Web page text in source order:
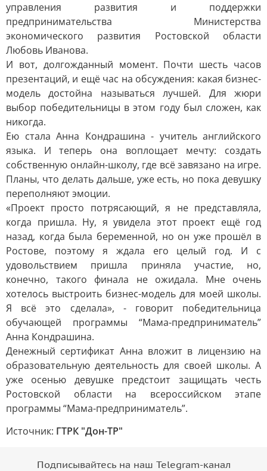
управления развития и поддержки
предпринимательства Министерства
экономического развития Ростовской области
Любовь Иванова.
И вот, долгожданный момент. Почти шесть часов
презентаций, и ещё час на обсуждения: какая бизнес-
модель достойна называться лучшей. Для жюри
выбор победительницы в этом году был сложен, как
никогда.
Ею стала Анна Кондрашина - учитель английского
языка. И теперь она воплощает мечту: создать
собственную онлайн-школу, где всё завязано на игре.
Планы, что делать дальше, уже есть, но пока девушку
переполняют эмоции.
«Проект просто потрясающий, я не представляла,
когда пришла. Ну, я увидела этот проект ещё год
назад, когда была беременной, но он уже прошёл в
Ростове, поэтому я ждала его целый год. И с
удовольствием пришла приняла участие, но,
конечно, такого финала не ожидала. Мне очень
хотелось выстроить бизнес-модель для моей школы.
Я всё это сделала», - говорит победительница
обучающей программы “Мама-предприниматель”
Анна Кондрашина.
Денежный сертификат Анна вложит в лицензию на
образовательную деятельность для своей школы. А
уже осенью девушке предстоит защищать честь
Ростовской области на всероссийском этапе
программы “Мама-предприниматель”.
Источник: ГТРК "Дон-ТР"
Подписывайтесь на наш Telegram-канал